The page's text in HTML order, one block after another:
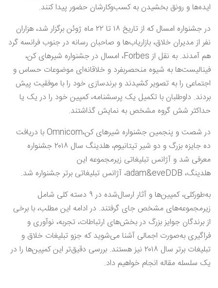
ایده‌ها و رونق بخشیدن به کسب‌وکارشان حضور پیدا ‌کنند.
در جشنواره امسال که از تاریخ ۱۸ تا ۲۲ ماه ژوئن برگزار شد، هزاران
نفر از مدیران خلاق، بازاریاب‌ها و صاحبان رسانه در جنوب فرانسه گرد
هم آمدند. به نقل از Forbes، امسال در جشنواره شیرهای کن،
فینالیست‌ها به شیوه منحصربفرد و خلاقانه‌ای موضوعات حساس و
اجتماعی را به تصویر کشیدند و برندسازی خود را با موفقیت پیش
بردند. داوطلبان با تکمیل یک پرسشنامه، کمپین خود را در یک یا
حداکثر شش گروه‌ مشخص به نمایش گذاشتند.
در شصت و پنجمین جشنواره شیرهای کن،Omnicom با دریافت
ده جایزه بزرگ و دو شیر تیتانیوم، هلدینگ سال ۲۰۱۸ جشنواره
معرفی شد و آژانس تبلیغاتی زیرمجموعه این
هلدینگ، adam&eveDDB، آژانس‌ تبلیغاتی برتر جشنواره شد.
به‌طورکلی، کمپین‌ها و آثار ارسال‌شده در ۹ دسته کلی شامل
زیرمجموعه‌های مشخص جای گرفتند. در ادامه این مطلب، با برخی
از برندگان جوایز بزرگ در بخش‌های ارتباطات، تجربه، نوآوری و
فراگیری به‌صورت اجمالی آشنا می‌شوید که جزو تبلیغات خلاق و
تبلیغات برتر سال ۲۰۱۸ نیز هستند. بررسی دقیق‌تر این کمپین‌ها را در
یک سلسله مقاله انجام خواهیم داد.